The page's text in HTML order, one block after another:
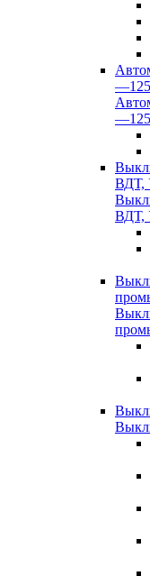
ВДТ,
ВДТ,